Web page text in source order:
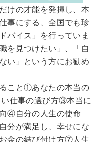
けの才能を発揮し、本
事にする、全国でも珍
バイス」を行っていま
を見つけたい」、「自
い」という方にお勧め
こと①あなたの本当の
仕事の選び方③本当に
④自分の人生の使命
分が満足し、幸せにな
金の結び付け方⑦人生